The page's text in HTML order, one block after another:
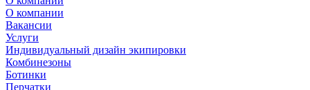
О компании
Вакансии
Услуги
Индивидуальный дизайн экипировки
Комбинезоны
Ботинки
Перчатки